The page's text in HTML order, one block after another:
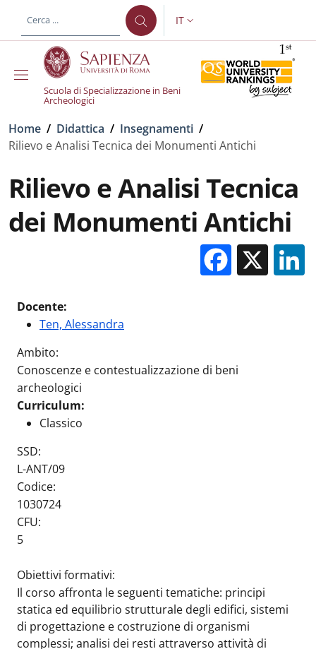
al contenuto principale
SELETTORE LINGUA:
IT
Scuola di Specializzazione in Beni
Archeologici
Briciole di pane
Home / Didattica / Insegnamenti /
Rilievo e Analisi Tecnica dei Monumenti Antichi
Rilievo e Analisi Tecnica
dei Monumenti Antichi
X
Docente:
Ten, Alessandra
Ambito:
Conoscenze e contestualizzazione di beni
archeologici
Curriculum:
Classico
SSD:
L-ANT/09
Codice:
1030724
CFU:
5
Obiettivi formativi:
Il corso affronta le seguenti tematiche: principi
statica ed equilibrio strutturale degli edifici, sistemi
di progettazione e costruzione di organismi
complessi; analisi dei resti attraverso attività di